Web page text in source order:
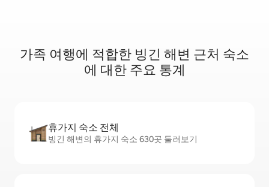
가족 여행에 적합한 빙긴 해변 근처 숙소
에 대한 주요 통계
휴가지 숙소 전체
빙긴 해변의 휴가지 숙소 630곳 둘러보기